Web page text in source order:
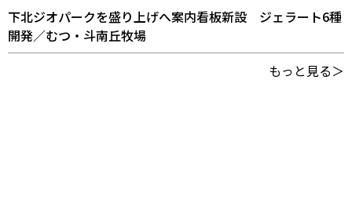
下北ジオパークを盛り上げへ案内看板新設 ジェラート6種
開発／むつ・斗南丘牧場
もっと見る＞